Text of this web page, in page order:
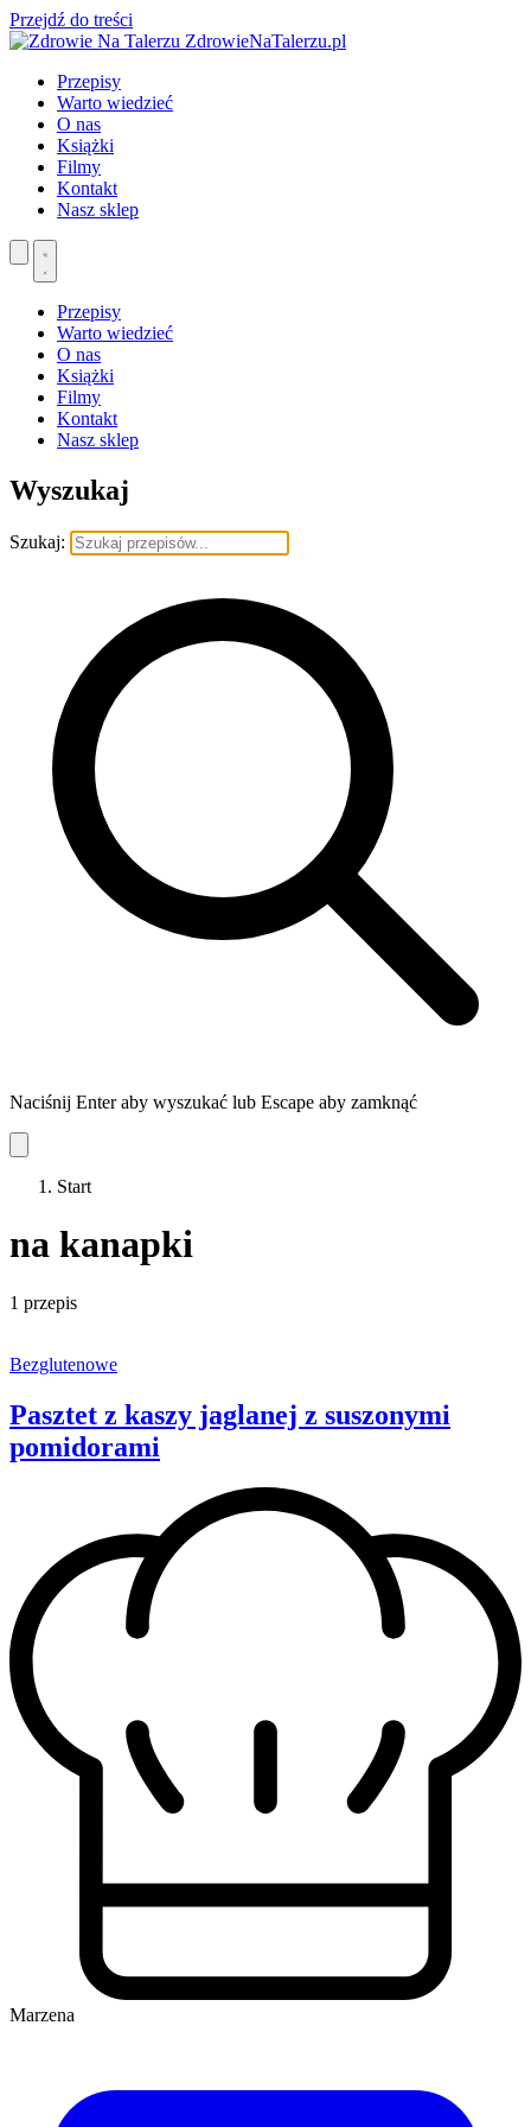
Przejdź do treści
ZdrowieNaTalerzu.pl
Przepisy
Warto wiedzieć
O nas
Książki
Filmy
Kontakt
Nasz sklep
Przepisy
Warto wiedzieć
O nas
Książki
Filmy
Kontakt
Nasz sklep
Wyszukaj
Szukaj:
Naciśnij Enter aby wyszukać lub Escape aby zamknąć
Start
na kanapki
1 przepis
Bezglutenowe
Pasztet z kaszy jaglanej z suszonymi
pomidorami
Marzena